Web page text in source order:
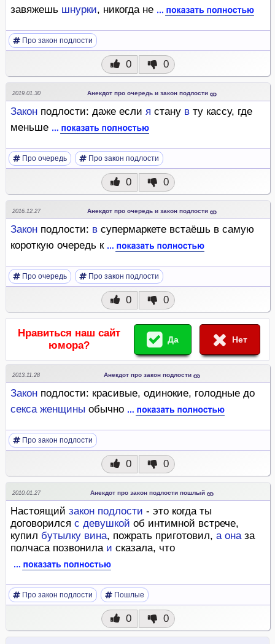
завяжешь шнурки, никогда не
Про закон подлости
0 0
2019.01.30 Анекдот про очередь и закон подлости
Закон подлости: даже если я стану в ту кассу, где
меньше
Про очередь Про закон подлости
0 0
2016.12.27 Анекдот про очередь и закон подлости
Закон подлости: в супермаркете встаёшь в самую
короткую очередь к
Про очередь Про закон подлости
0 0
Нравиться наш сайт
юмора?
Да Нет
2013.11.28 Анекдот про закон подлости
Закон подлости: красивые, одинокие, голодные до
секса женщины обычно
Про закон подлости
0 0
2010.01.27 Анекдот про закон подлости пошлый
Настоящий закон подлости - это когда ты
договорился с девушкой об интимной встрече,
купил бутылку вина, пожрать приготовил, а оназа
полчаса позвонила и сказала, что
Про закон подлости Пошлые
0 0